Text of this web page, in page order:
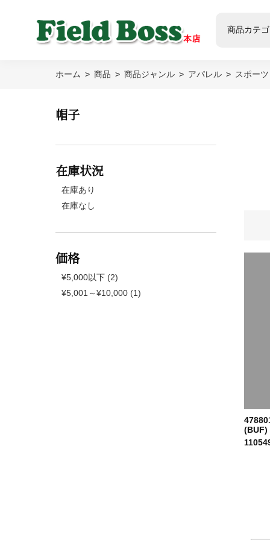
商品カテゴ
ホーム 商品 商品ジャンル アパレル スポーツ
(BUF)
帽子
在庫状況
在庫あり
在庫なし
価格
¥5,000以下 (2)
¥5,001～¥10,000 (1)